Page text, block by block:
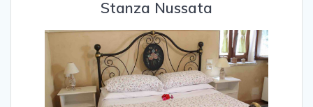
Stanza Nussata